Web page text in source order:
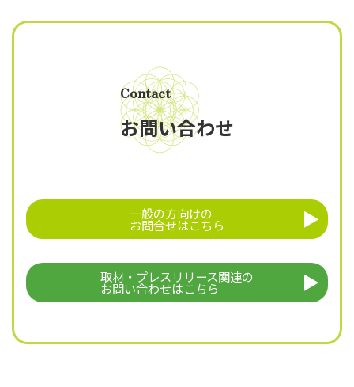
Contact
お問い合わせ
一般の方向けの
お問合せはこちら
取材・プレスリリース関連の
お問い合わせはこちら